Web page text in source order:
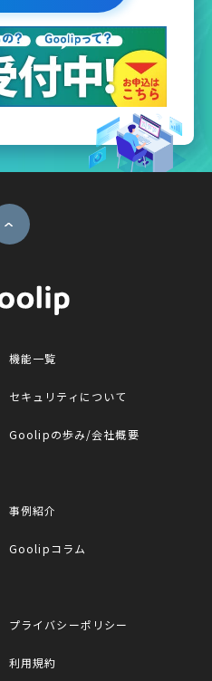
機能一覧
セキュリティについて
Goolipの歩み/会社概要
事例紹介
Goolipコラム
プライバシーポリシー
利用規約